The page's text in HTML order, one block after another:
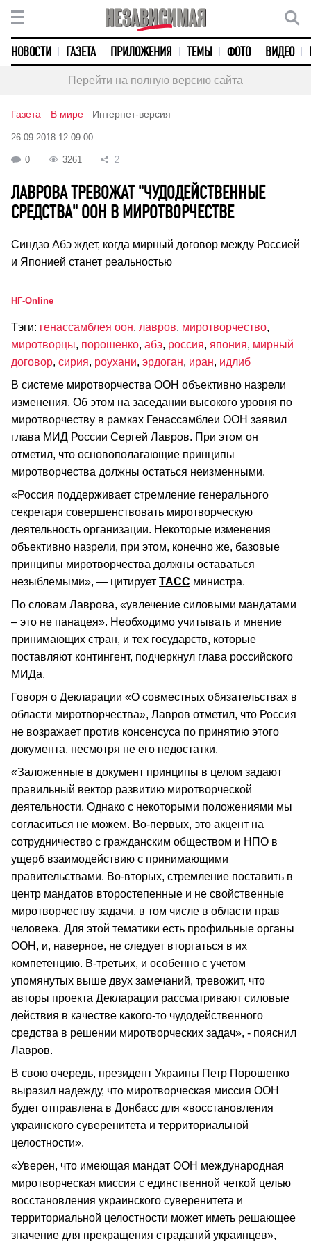
НОВОСТИ ГАЗЕТА ПРИЛОЖЕНИЯ ТЕМЫ ФОТО ВИДЕО
Перейти на полную версию сайта
Газета В мире Интернет-версия
26.09.2018 12:09:00
0 3261 2
ЛАВРОВА ТРЕВОЖАТ "ЧУДОДЕЙСТВЕННЫЕ
СРЕДСТВА" ООН В МИРОТВОРЧЕСТВЕ
Синдзо Абэ ждет, когда мирный договор между Россией
и Японией станет реальностью
НГ-Online
Тэги: генассамблея оон, лавров, миротворчество,
миротворцы, порошенко, абэ, россия, япония, мирный
договор, сирия, роухани, эрдоган, иран, идлиб
В системе миротворчества ООН объективно назрели
изменения. Об этом на заседании высокого уровня по
миротворчеству в рамках Генассамблеи ООН заявил
глава МИД России Сергей Лавров. При этом он
отметил, что основополагающие принципы
миротворчества должны остаться неизменными.
«Россия поддерживает стремление генерального
секретаря совершенствовать миротворческую
деятельность организации. Некоторые изменения
объективно назрели, при этом, конечно же, базовые
принципы миротворчества должны оставаться
незыблемыми», — цитирует ТАСС министра.
По словам Лаврова, «увлечение силовыми мандатами
– это не панацея». Необходимо учитывать и мнение
принимающих стран, и тех государств, которые
поставляют контингент, подчеркнул глава российского
МИДа.
Говоря о Декларации «О совместных обязательствах в
области миротворчества», Лавров отметил, что Россия
не возражает против консенсуса по принятию этого
документа, несмотря не его недостатки.
«Заложенные в документ принципы в целом задают
правильный вектор развитию миротворческой
деятельности. Однако с некоторыми положениями мы
согласиться не можем. Во-первых, это акцент на
сотрудничество с гражданским обществом и НПО в
ущерб взаимодействию с принимающими
правительствами. Во-вторых, стремление поставить в
центр мандатов второстепенные и не свойственные
миротворчеству задачи, в том числе в области прав
человека. Для этой тематики есть профильные органы
ООН, и, наверное, не следует вторгаться в их
компетенцию. В-третьих, и особенно с учетом
упомянутых выше двух замечаний, тревожит, что
авторы проекта Декларации рассматривают силовые
действия в качестве какого-то чудодейственного
средства в решении миротворческих задач», - пояснил
Лавров.
В свою очередь, президент Украины Петр Порошенко
выразил надежду, что миротворческая миссия ООН
будет отправлена в Донбасс для «восстановления
украинского суверенитета и территориальной
целостности».
«Уверен, что имеющая мандат ООН международная
миротворческая миссия с единственной четкой целью
восстановления украинского суверенитета и
территориальной целостности может иметь решающее
значение для прекращения страданий украинцев»,